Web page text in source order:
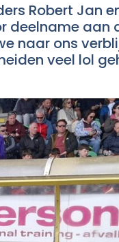
Robert Jan
aan
ons
veel lol